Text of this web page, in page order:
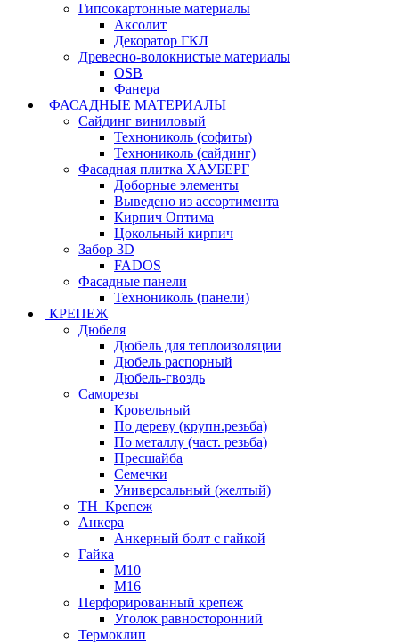
Гипсокартонные материалы
Аксолит
Декоратор ГКЛ
Древесно-волокнистые материалы
OSB
Фанера
ФАСАДНЫЕ МАТЕРИАЛЫ
Сайдинг виниловый
Технониколь (софиты)
Технониколь (сайдинг)
Фасадная плитка ХАУБЕРГ
Доборные элементы
Выведено из ассортимента
Кирпич Оптима
Цокольный кирпич
Забор 3D
FADOS
Фасадные панели
Технониколь (панели)
КРЕПЕЖ
Дюбеля
Дюбель для теплоизоляции
Дюбель распорный
Дюбель-гвоздь
Саморезы
Кровельный
По дереву (крупн.резьба)
По металлу (част. резьба)
Пресшайба
Семечки
Универсальный (желтый)
ТН_Крепеж
Анкера
Анкерный болт с гайкой
Гайка
М10
М16
Перфорированный крепеж
Уголок равносторонний
Термоклип